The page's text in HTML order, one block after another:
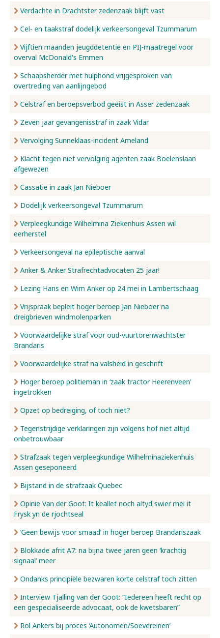
Verdachte in Drachtster zedenzaak blijft vast
Cel- en taakstraf dodelijk verkeersongeval Tzummarum
Vijftien maanden jeugddetentie en PIJ-maatregel voor
overval McDonald's Emmen
Schaapsherder met hulphond vrijgesproken van
overtreding van aanlijngebod
Celstraf en beroepsverbod geëist in Asser zedenzaak
Zeven jaar gevangenisstraf in zaak Vidar
Vervolging Sunneklaas-incident Ameland
Klacht tegen niet vervolging agenten zaak Boelenslaan
afgewezen
Cassatie in zaak Jan Nieboer
Dodelijk verkeersongeval Tzummarum
Verpleegkundige Wilhelmina Ziekenhuis Assen wil
eerherstel
Verkeersongeval na epileptische aanval
Anker & Anker Strafrechtadvocaten 25 jaar!
Lezing Hans en Wim Anker op 24 mei in Lambertschaag
Vrijspraak bepleit hoger beroep Jan Nieboer na
dreigbrieven windmolenparken
Voorwaardelijke straf voor oud-vuurtorenwachtster
Brandaris
Voorwaardelijke straf na valsheid in geschrift
Hoger beroep politieman in ‘zaak tractor Heerenveen’
ingetrokken
Opzet op bedreiging, of toch niet?
Tegenstrijdige verklaringen zijn volgens hof niet altijd
onbetrouwbaar
Strafzaak tegen verpleegkundige Wilhelminaziekenhuis
Assen geseponeerd
Bijstand in de strafzaak Quebec
Opinie Van der Goot: It keallet noch altyd swier mei it
Frysk yn de rjochtseal
‘Geen bewijs voor smaad’ in hoger beroep Brandariszaak
Blokkade afrit A7: na bijna twee jaren geen ‘krachtig
signaal’ meer
Ondanks principiële bezwaren korte celstraf toch zitten
Interview Tjalling van der Goot: “Iedereen heeft recht op
een gespecialiseerde advocaat, ook de kwetsbaren”
Rol Ankers bij proces ‘Autonomen/Soevereinen’